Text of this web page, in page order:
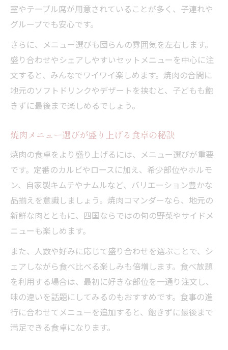
室やテーブル席が用意されていることが多く、子連れや
グループでも安心です。
さらに、メニュー選びも団らんの雰囲気を左右します。
盛り合わせやシェアしやすいセットメニューを中心に注
文すると、みんなでワイワイ楽しめます。焼肉の合間に
地元のソフトドリンクやデザートを挟むと、子どもも飽
きずに最後まで楽しめるでしょう。
焼肉メニュー選びが盛り上げる食卓の秘訣
焼肉の食卓をより盛り上げるには、メニュー選びが重要
です。定番のカルビやロースに加え、希少部位やホルモ
ン、自家製キムチやナムルなど、バリエーション豊かな
品揃えを意識しましょう。焼肉コマンダーなら、地元の
新鮮な肉とともに、四国ならではの旬の野菜やサイドメ
ニューも楽しめます。
また、人数や好みに応じて盛り合わせを選ぶことで、シ
ェアしながら食べ比べる楽しみも倍増します。食べ放題
を利用する場合は、最初に好きな部位を一通り注文し、
味の違いを話題にしてみるのもおすすめです。食事の進
行に合わせてメニューを追加すると、飽きずに最後まで
満足できる食卓になります。